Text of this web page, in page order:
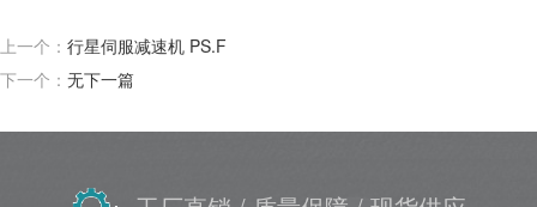
上一个： 行星伺服减速机 PS.F
下一个： 无下一篇